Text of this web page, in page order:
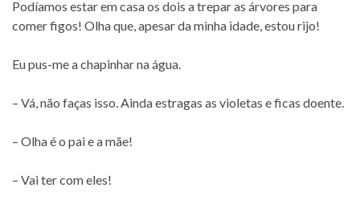
Podíamos estar em casa os dois a trepar as árvores para
comer figos! Olha que, apesar da minha idade, estou rijo!
Eu pus-me a chapinhar na água.
– Vá, não faças isso. Ainda estragas as violetas e ficas doente.
– Olha é o pai e a mãe!
– Vai ter com eles!